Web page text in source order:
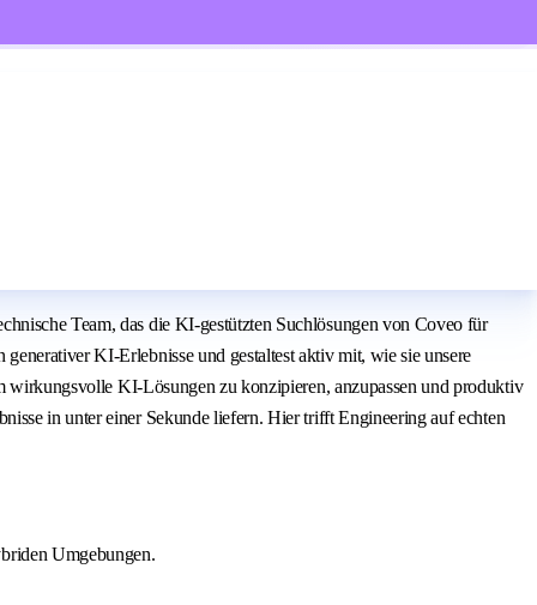
Team, das die KI-gestützten Suchlösungen von Coveo für
KI-Erlebnisse und gestaltest aktiv mit, wie sie unsere
wirkungsvolle KI-Lösungen zu konzipieren, anzupassen und produktiv
in unter einer Sekunde liefern. Hier trifft Engineering auf echten
Umgebungen.